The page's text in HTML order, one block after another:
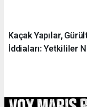
Kaçak Yapılar,
İddiaları: Yetkililer